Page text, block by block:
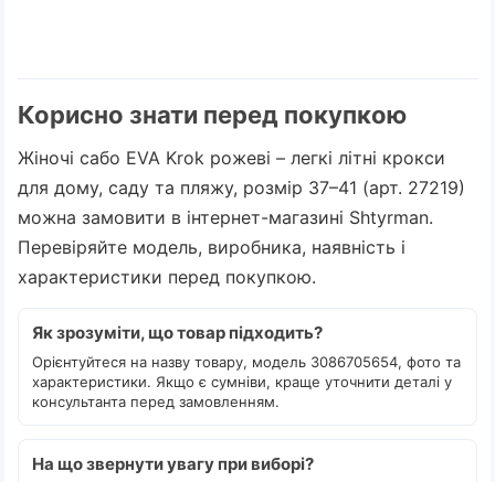
Корисно знати перед покупкою
Жіночі сабо EVA Krok рожеві – легкі літні крокси
для дому, саду та пляжу, розмір 37–41 (арт. 27219)
можна замовити в інтернет-магазині Shtyrman.
Перевіряйте модель, виробника, наявність і
характеристики перед покупкою.
Як зрозуміти, що товар підходить?
Орієнтуйтеся на назву товару, модель 3086705654, фото та
характеристики. Якщо є сумніви, краще уточнити деталі у
консультанта перед замовленням.
На що звернути увагу при виборі?